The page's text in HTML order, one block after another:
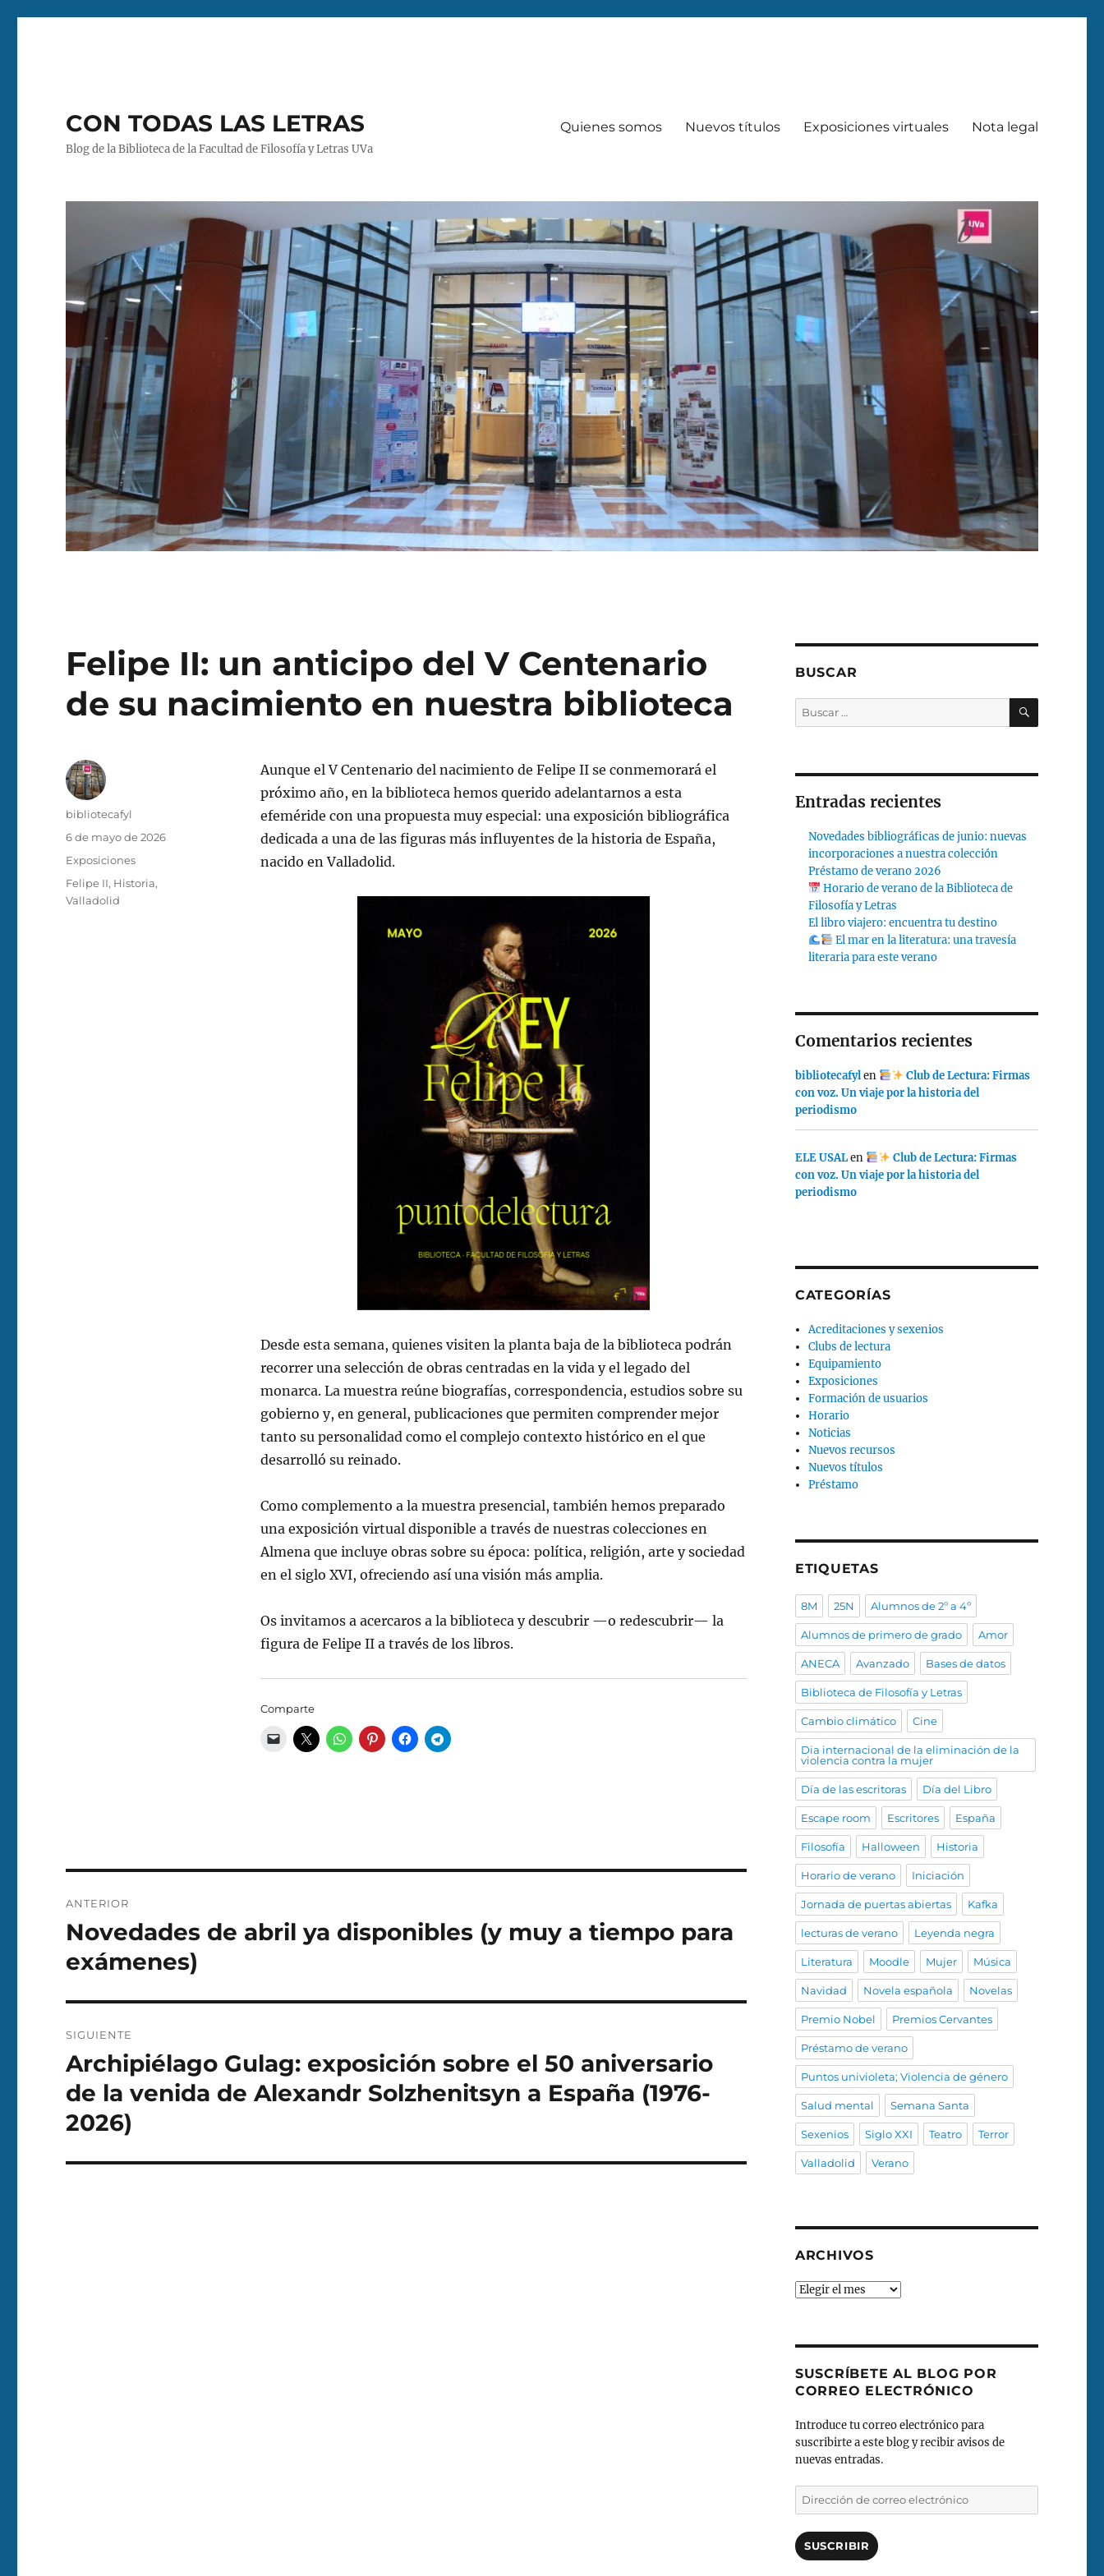
CON TODAS LAS LETRAS
Blog de la Biblioteca de la Facultad de Filosofía y Letras UVa
Quienes somos Nuevos títulos Exposiciones virtuales Nota legal
Felipe II: un anticipo del V Centenario
de su nacimiento en nuestra biblioteca
Aunque el V Centenario del nacimiento de Felipe II se conmemorará el
próximo año, en la biblioteca hemos querido adelantarnos a esta
efeméride con una propuesta muy especial: una exposición bibliográfica
dedicada a una de las figuras más influyentes de la historia de España,
nacido en Valladolid.
Desde esta semana, quienes visiten la planta baja de la biblioteca podrán
recorrer una selección de obras centradas en la vida y el legado del
monarca. La muestra reúne biografías, correspondencia, estudios sobre su
gobierno y, en general, publicaciones que permiten comprender mejor
tanto su personalidad como el complejo contexto histórico en el que
desarrolló su reinado.
Como complemento a la muestra presencial, también hemos preparado
una exposición virtual disponible a través de nuestras colecciones en
Almena que incluye obras sobre su época: política, religión, arte y sociedad
en el siglo XVI, ofreciendo así una visión más amplia.
Os invitamos a acercaros a la biblioteca y descubrir —o redescubrir— la
figura de Felipe II a través de los libros.
Comparte
Autor
bibliotecafyl
Publicado
6 de mayo de 2026
Categorías
Exposiciones
Etiquetas
Felipe II, Historia,
Valladolid
de
entradas
ANTERIOR
Entrada
anterior:
Novedades de abril ya disponibles (y muy a tiempo para
exámenes)
SIGUIENTE
Entrada
siguiente:
Archipiélago Gulag: exposición sobre el 50 aniversario
de la venida de Alexandr Solzhenitsyn a España (1976-
2026)
BUSCAR
Buscar
por:
BUSCAR
Entradas recientes
Novedades bibliográficas de junio: nuevas
incorporaciones a nuestra colección
Préstamo de verano 2026
Horario de verano de la Biblioteca de
Filosofía y Letras
El libro viajero: encuentra tu destino
El mar en la literatura: una travesía
literaria para este verano
Comentarios recientes
bibliotecafylen
Club de Lectura: Firmas
con voz. Un viaje por la historia del
periodismo
ELE USALen
Club de Lectura: Firmas
con voz. Un viaje por la historia del
periodismo
CATEGORÍAS
Acreditaciones y sexenios
Clubs de lectura
Equipamiento
Exposiciones
Formación de usuarios
Horario
Noticias
Nuevos recursos
Nuevos títulos
Préstamo
ETIQUETAS
8M 25N Alumnos de 2º a 4º
Alumnos de primero de grado Amor
ANECA Avanzado Bases de datos
Biblioteca de Filosofía y Letras
Cambio climático Cine
Dia internacional de la eliminación de la
violencia contra la mujer
Día de las escritoras Día del Libro
Escape room Escritores España
Filosofía Halloween Historia
Horario de verano Iniciación
Jornada de puertas abiertas Kafka
lecturas de verano Leyenda negra
Literatura Moodle Mujer Música
Navidad Novela española Novelas
Premio Nobel Premios Cervantes
Préstamo de verano
Puntos univioleta; Violencia de género
Salud mental Semana Santa
Sexenios Siglo XXI Teatro Terror
Valladolid Verano
ARCHIVOS
Archivos
SUSCRÍBETE AL BLOG POR
CORREO ELECTRÓNICO
Introduce tu correo electrónico para
suscribirte a este blog y recibir avisos de
nuevas entradas.
Dirección
de
electrónico
SUSCRIBIR